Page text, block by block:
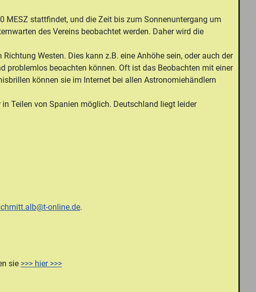
MESZ stattfindet, und die Zeit bis zum Sonnenuntergang um
des Vereins beobachtet werden. Daher wird die
Westen. Dies kann z.B. eine Anhöhe sein, oder auch der
problemlos beoachten können. Oft ist das Beobachten mit einer
können sie im Internet bei allen Astronomiehändlern
Teilen von Spanien möglich. Deutschland liegt leider
online.de.
sie >>> hier >>>